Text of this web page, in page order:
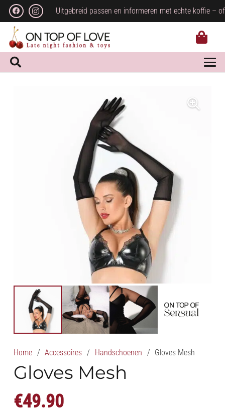
Uitgebreid passen en informeren met echte koffie –
Home / Accessoires / Handschoenen / Gloves Mesh
Gloves Mesh
€49.90